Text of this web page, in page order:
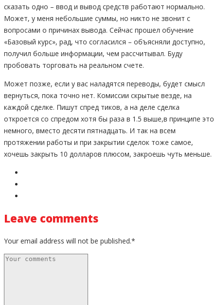
сказать одно – ввод и вывод средств работают нормально.
Может, у меня небольшие суммы, но никто не звонит с
вопросами о причинах вывода. Сейчас прошел обучение
«Базовый курс», рад, что согласился – объясняли доступно,
получил больше информации, чем рассчитывал. Буду
пробовать торговать на реальном счете.
Может позже, если у вас наладятся переводы, будет смысл
вернуться, пока точно нет. Комиссии скрытые везде, на
каждой сделке. Пишут спред тиков, а на деле сделка
откроется со спредом хотя бы раза в 1.5 выше,в принципе это
немного, вместо десяти пятнадцать. И так на всем
протяжении работы и при закрытии сделок тоже самое,
хочешь закрыть 10 долларов плюсом, закроешь чуть меньше.
Leave comments
Your email address will not be published.*